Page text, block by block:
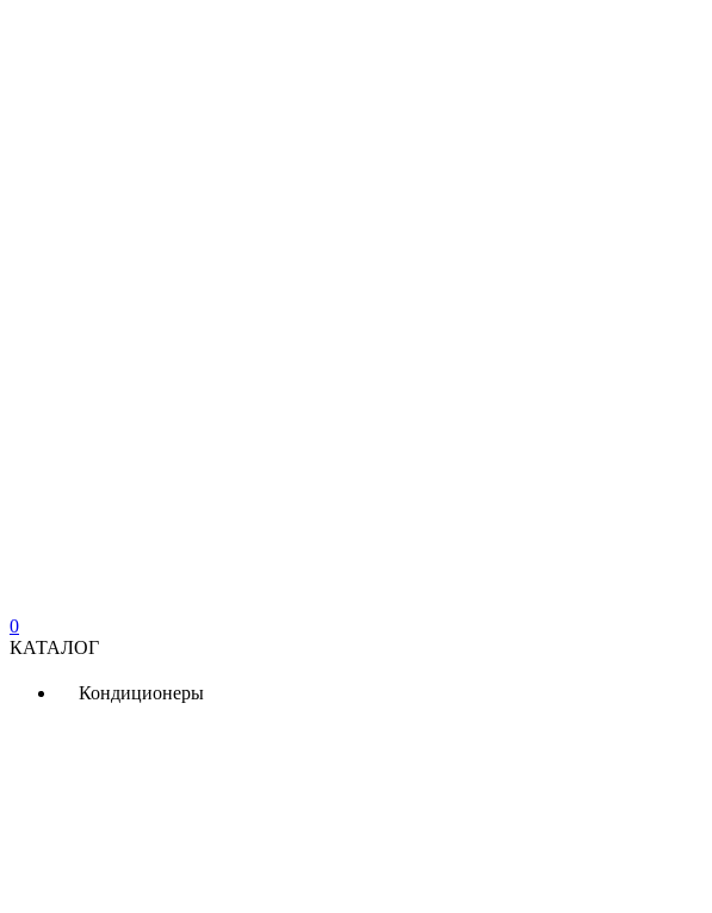
0
КАТАЛОГ
Кондиционеры